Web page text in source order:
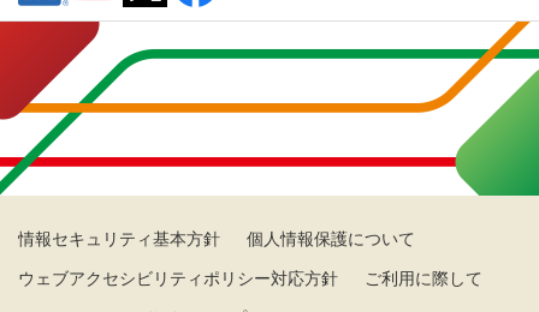
情報セキュリティ基本方針 個人情報保護について
ウェブアクセシビリティポリシー対応方針 ご利用に際して